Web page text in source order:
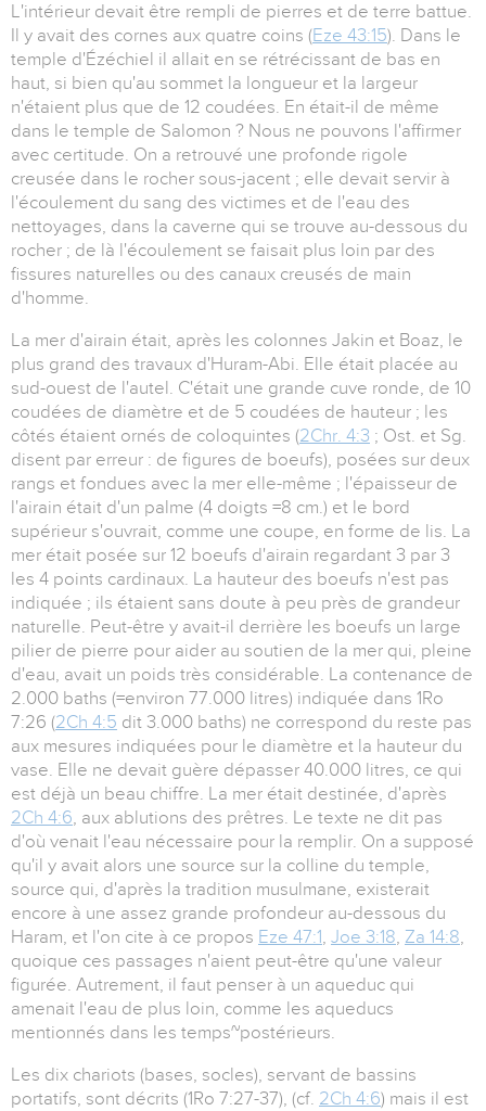
L'intérieur devait être rempli de pierres et de terre battue.
Il y avait des cornes aux quatre coins (Eze 43:15). Dans le
temple d'Ézéchiel il allait en se rétrécissant de bas en
haut, si bien qu'au sommet la longueur et la largeur
n'étaient plus que de 12 coudées. En était-il de même
dans le temple de Salomon ? Nous ne pouvons l'affirmer
avec certitude. On a retrouvé une profonde rigole
creusée dans le rocher sous-jacent ; elle devait servir à
l'écoulement du sang des victimes et de l'eau des
nettoyages, dans la caverne qui se trouve au-dessous du
rocher ; de là l'écoulement se faisait plus loin par des
fissures naturelles ou des canaux creusés de main
d'homme.
La mer d'airain était, après les colonnes Jakin et Boaz, le
plus grand des travaux d'Huram-Abi. Elle était placée au
sud-ouest de l'autel. C'était une grande cuve ronde, de 10
coudées de diamètre et de 5 coudées de hauteur ; les
côtés étaient ornés de coloquintes (2Chr. 4:3 ; Ost. et Sg.
disent par erreur : de figures de boeufs), posées sur deux
rangs et fondues avec la mer elle-même ; l'épaisseur de
l'airain était d'un palme (4 doigts =8 cm.) et le bord
supérieur s'ouvrait, comme une coupe, en forme de lis. La
mer était posée sur 12 boeufs d'airain regardant 3 par 3
les 4 points cardinaux. La hauteur des boeufs n'est pas
indiquée ; ils étaient sans doute à peu près de grandeur
naturelle. Peut-être y avait-il derrière les boeufs un large
pilier de pierre pour aider au soutien de la mer qui, pleine
d'eau, avait un poids très considérable. La contenance de
2.000 baths (=environ 77.000 litres) indiquée dans 1Ro
7:26 (2Ch 4:5 dit 3.000 baths) ne correspond du reste pas
aux mesures indiquées pour le diamètre et la hauteur du
vase. Elle ne devait guère dépasser 40.000 litres, ce qui
est déjà un beau chiffre. La mer était destinée, d'après
2Ch 4:6, aux ablutions des prêtres. Le texte ne dit pas
d'où venait l'eau nécessaire pour la remplir. On a supposé
qu'il y avait alors une source sur la colline du temple,
source qui, d'après la tradition musulmane, existerait
encore à une assez grande profondeur au-dessous du
Haram, et l'on cite à ce propos Eze 47:1, Joe 3:18, Za 14:8,
quoique ces passages n'aient peut-être qu'une valeur
figurée. Autrement, il faut penser à un aqueduc qui
amenait l'eau de plus loin, comme les aqueducs
mentionnés dans les temps~postérieurs.
Les dix chariots (bases, socles), servant de bassins
portatifs, sont décrits (1Ro 7:27-37), (cf. 2Ch 4:6) mais il est